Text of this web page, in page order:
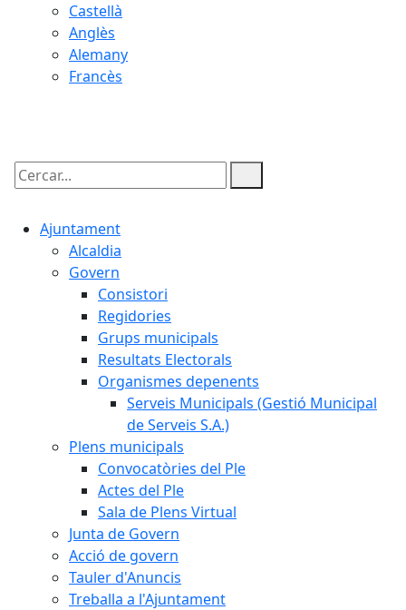
Castellà
Anglès
Alemany
Francès
Cercar:
Ajuntament
Alcaldia
Govern
Consistori
Regidories
Grups municipals
Resultats Electorals
Organismes depenents
Serveis Municipals (Gestió Municipal
de Serveis S.A.)
Plens municipals
Convocatòries del Ple
Actes del Ple
Sala de Plens Virtual
Junta de Govern
Acció de govern
Tauler d'Anuncis
Treballa a l'Ajuntament